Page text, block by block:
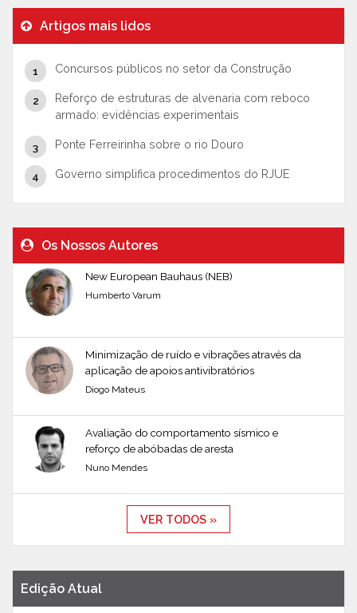
Artigos mais lidos
Concursos públicos no setor da Construção
Reforço de estruturas de alvenaria com reboco
armado: evidências experimentais
Ponte Ferreirinha sobre o rio Douro
Governo simplifica procedimentos do RJUE
Os Nossos Autores
New European Bauhaus (NEB)
Humberto Varum
Minimização de ruído e vibrações através da
aplicação de apoios antivibratórios
Diogo Mateus
Avaliação do comportamento sísmico e
reforço de abóbadas de aresta
Nuno Mendes
VER TODOS »
Edição Atual